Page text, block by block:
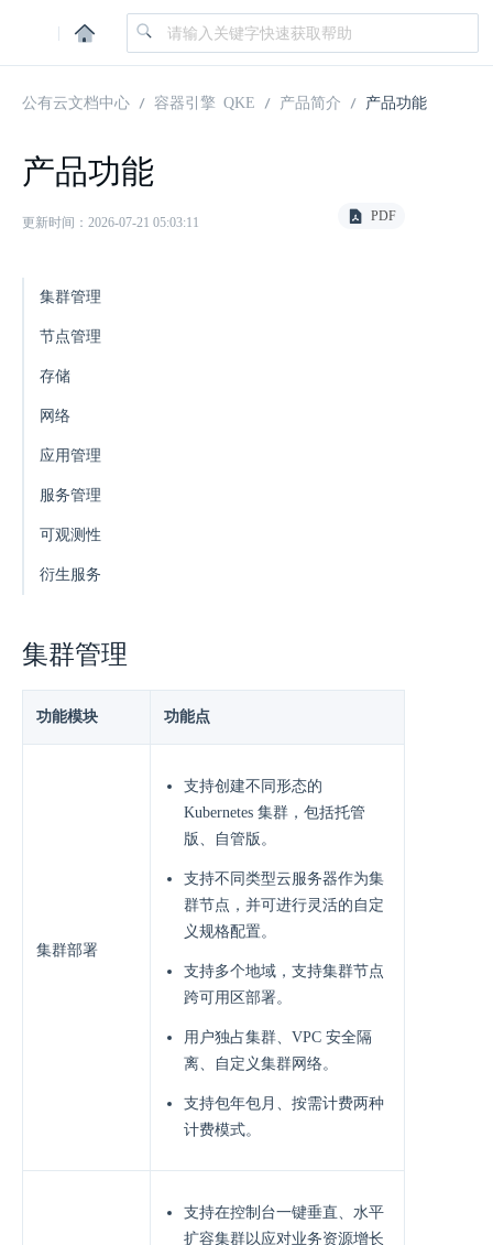
|
公有云文档中心 容器引擎 QKE 产品简介 产品功能
产品功能
更新时间：2026-07-21 05:03:11 PDF
集群管理
节点管理
存储
网络
应用管理
服务管理
可观测性
衍生服务
集群管理
功能模块 功能点
集群部署
⽀持创建不同形态的
Kubernetes 集群，包括托管
版、⾃管版。
支持不同类型云服务器作为集
群节点，并可进⾏灵活的⾃定
义规格配置。
支持多个地域，支持集群节点
跨可用区部署。
用户独占集群、VPC 安全隔
离、自定义集群网络。
支持包年包月、按需计费两种
计费模式。
⽀持在控制台⼀键垂直、⽔平
扩容集群以应对业务资源增⻓